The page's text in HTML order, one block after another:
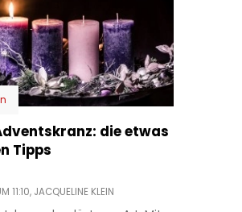
die etwas
Tipps
11:10, JACQUELINE KLEIN